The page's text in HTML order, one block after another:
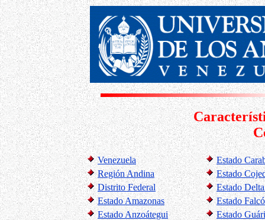
Venezuela
Estado
Región Andina
Estado
Distrito Federal
Estado
Estado Amazonas
Estado
Estado Anzoátegui
Estado